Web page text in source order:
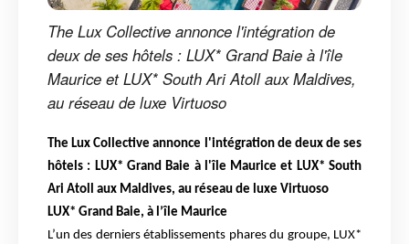
The Lux Collective annonce l'intégration de
deux de ses hôtels : LUX* Grand Baie à l'île
Maurice et LUX* South Ari Atoll aux Maldives,
au réseau de luxe Virtuoso
The Lux Collective annonce l'intégration de deux de ses
hôtels : LUX* Grand Baie à l'île Maurice et LUX* South
Ari Atoll aux Maldives, au réseau de luxe Virtuoso
LUX* Grand Baie, à l’île Maurice
L’un des derniers établissements phares du groupe, LUX*